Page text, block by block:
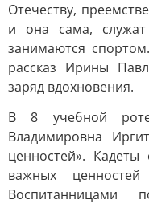
Отечеству,
и она сама,
занимаются
рассказ Ирины
заряд вдохновения.
В 8 учебной роте
Владимировна
ценностей».
важных
Воспитанницами